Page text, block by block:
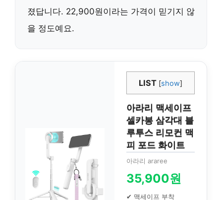
졌답니다. 22,900원이라는 가격이 믿기지 않
을 정도예요.
LIST [show]
아라리 맥세이프
셀카봉 삼각대 블
루투스 리모컨 맥
피 포드 화이트
아라리 araree
35,900원
✔ 맥세이프 부착